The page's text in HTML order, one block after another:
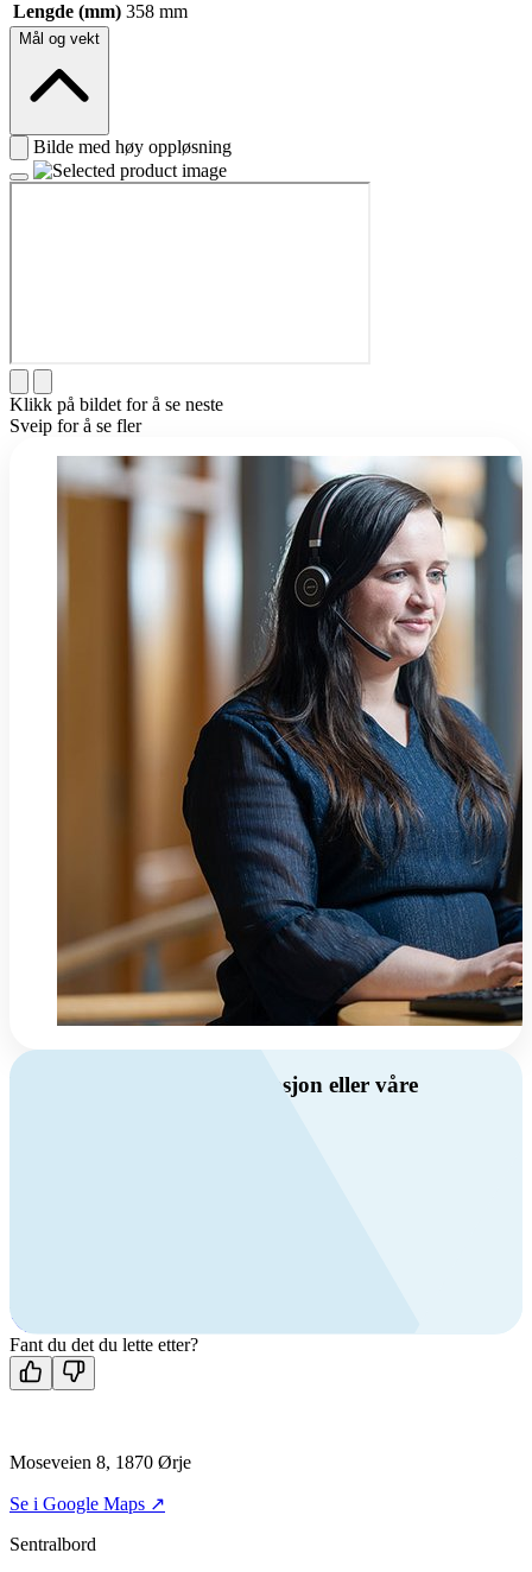
Lengde (mm) 358 mm
Mål og vekt
Bilde med høy oppløsning
Klikk på bildet for å se neste
Sveip for å se fler
Har du spørsmål om ventilasjon eller våre
Kontakt oss
Fant du det du lette etter?
Moseveien 8, 1870 Ørje
Se i Google Maps ↗
Sentralbord